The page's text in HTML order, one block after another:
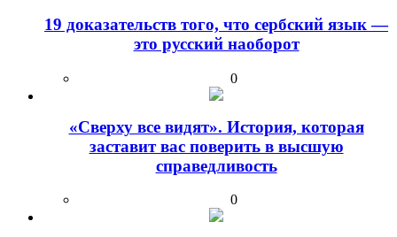
19 доказательств того, что сербский язык —
это русский наоборот
0
«Сверху все видят». История, которая
заставит вас поверить в высшую
справедливость
0